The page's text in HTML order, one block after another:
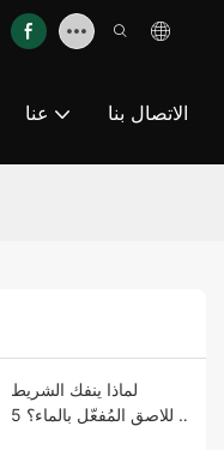
عنا الاتصال بنا
لماذا ينفك الشريط
اللاصق المُفعّل بالماء؟ 5